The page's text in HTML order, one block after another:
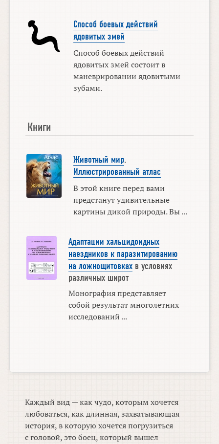
Способ боевых действий
ядовитых змей
Способ боевых действий
ядовитых змей состоит в
маневрировании ядовитыми
зубами.
Книги
Животный мир.
Иллюстрированный атлас
В этой книге перед вами
предстанут удивительные
картины дикой природы. Вы ...
Адаптации хальцидоидных
наездников к паразитированию
на ложнощитовкахв условиях
различных широт
Монография представляет
собой результат многолетних
исследований ...
Каждый вид — как чудо, которым хочется
любоваться, как длинная, захватывающая
история, в которую хочется погрузиться
с головой, это боец, который вышел